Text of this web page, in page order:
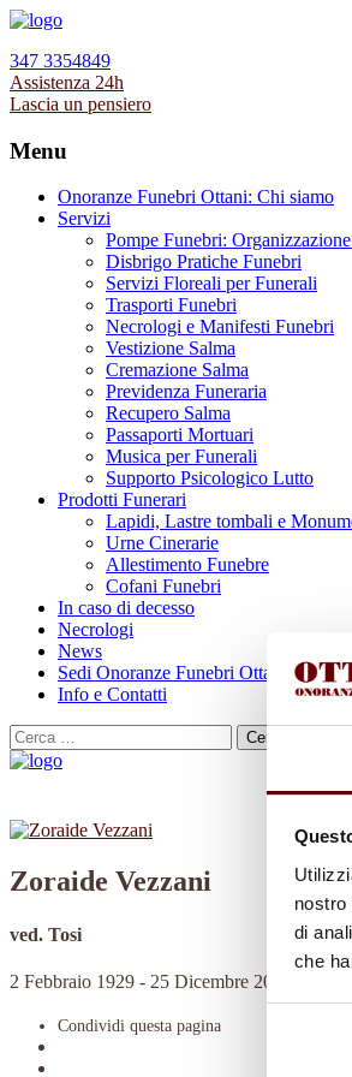
di
che
347 3354849
Assistenza 24h
Lascia un pensiero
Menu
Onoranze Funebri Ottani: Chi siamo
Servizi
Pompe Funebri:
Disbrigo Pratiche Funebri
Servizi Floreali per Funerali
Trasporti Funebri
Necrologi e Manifesti Funebri
Vestizione Salma
Cremazione Salma
Previdenza Funeraria
Recupero Salma
Passaporti Mortuari
Musica per Funerali
Supporto Psicologico Lutto
Prodotti Funerari
Lapidi, Lastre tombali e
Urne Cinerarie
Allestimento Funebre
Cofani Funebri
In caso di decesso
Necrologi
News
Sedi Onoranze Funebri Ottani
Info e Contatti
Cerca
per:
Zoraide Vezzani
ved. Tosi
2 Febbraio 1929 - 25 Dicembre 2022
Condividi questa pagina